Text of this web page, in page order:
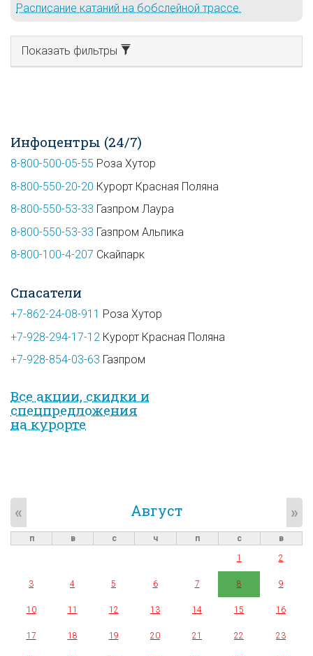
Расписание катаний на бобслейной трассе.
Показать фильтры
Инфоцентры (24/7)
8-800-500-05-55 Роза Хутор
8-800-550-20-20 Курорт Красная Поляна
8-800-550-53-33 Газпром Лаура
8-800-550-53-33 Газпром Альпика
8-800-100-4-207 Скайпарк
Спасатели
+7-862-24-08-911 Роза Хутор
+7-928-294-17-12 Курорт Красная Поляна
+7-928-854-03-63 Газпром
Все акции, скидки и
спец­предложе­ния
на курорте
Август
« »
п в с ч п с
в
1
2
3 4 5 6 7 8 9
10 11 12 13 14 15 16
17 18 19 20 21 22 23